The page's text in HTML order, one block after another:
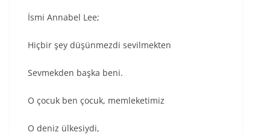
İsmi Annabel Lee;
Hiçbir şey düşünmezdi sevilmekten
Sevmekden başka beni.
O çocuk ben çocuk, memleketimiz
O deniz ülkesiydi,